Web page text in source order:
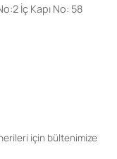
için bültenimize
İç Kapı No: 58